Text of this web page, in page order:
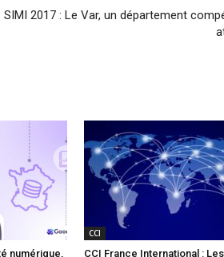
SIMI 2017 : Le Var, un département
numérique,
CCI
CCI France International : Les